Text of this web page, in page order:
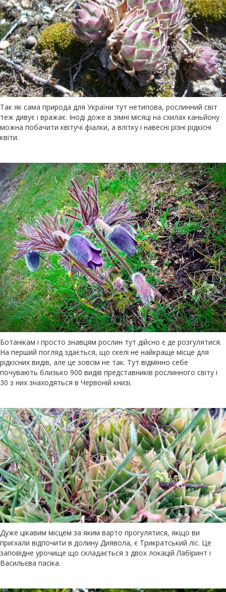
Так як сама природа для України тут нетипова, рослинний світ
теж дивує і вражає. Іноді доже в зімні місяці на схилах каньйону
можна побачити квітучі фіалки, а влітку і навесні різні рідкісні
квіти.
Ботанікам і просто знавцям рослин тут дійсно є де розгулятися.
На перший погляд здається, що скелі не найкраще місце для
рідкісних видів, але це зовсім не так. Тут відмінно себе
почувають близько 900 видів представників рослинного світу і
30 з них знаходяться в Червоній книзі.
Дуже цікавим місцем за яким варто прогулятися, якщо ви
приїхали відпочити в долину Диявола, є Трикратський ліс. Це
заповідне урочище що складається з двох локацій Лабіринт і
Васильєва пасіка.